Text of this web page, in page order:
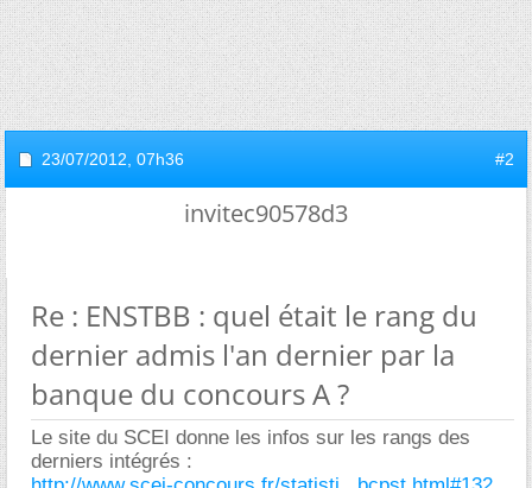
23/07/2012, 07h36 #2
invitec90578d3
Re : ENSTBB : quel était le rang du
dernier admis l'an dernier par la
banque du concours A ?
Le site du SCEI donne les infos sur les rangs des
derniers intégrés :